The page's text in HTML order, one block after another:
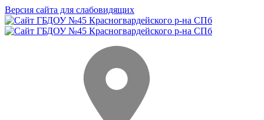
Версия сайта для слабовидящих